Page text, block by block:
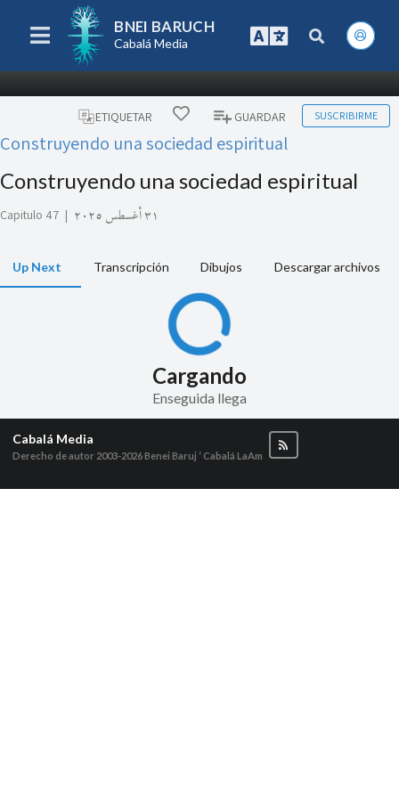
BNEI BARUCH
Cabalá Media
ETIQUETAR GUARDAR SUSCRIBIRME
Construyendo una sociedad espiritual
Construyendo una sociedad espiritual
Capitulo 47 | ٣١ أغسطس ٢٠٢٥
Up Next Transcripción Dibujos Descargar archivos
Cargando
Enseguida llega
Cabalá Media
Derecho de autor 2003-2026Benei Baruj ‘ Cabalá LaAm